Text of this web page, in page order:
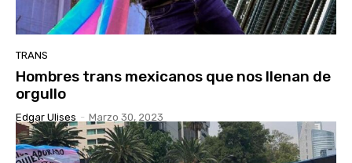
TRANS
Hombres trans mexicanos que nos llenan de
orgullo
Edgar Ulises - Marzo 30, 2023